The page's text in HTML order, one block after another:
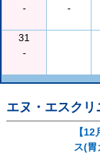
-
-
31
-
エヌ・エスクリ
【
ス(